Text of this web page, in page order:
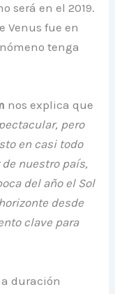
será en el 2019.
Venus fue en
tenga
nos explica que
pero
en casi todo
nuestro país,
del año el Sol
desde
clave para
duración